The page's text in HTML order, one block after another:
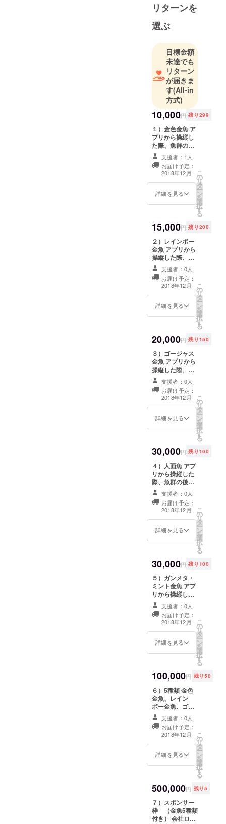
代の第四次
産業革命に
なる過程の
中で
人々のライ
フスタイル
は進化して
います。
あらゆる情
報がイン
ターネット
で身近なも
のになりあ
らゆる物が
共有される
時代になり
これからは
あらゆるも
のが自動化
適なライフ
スタイルに
なっていき
ます。
しかし、そ
の中で実体
験としての
ワクワクす
ることやド
ことが少な
くなってい
きます。
そこで我々
はアートを
通じて皆様
の目に耳に
心に様々な
感動を提供
思っていま
す。
当たり前に
ある日常と
常識を
Redefi(リデ
フィ、再定
義)します。
リターンを
選ぶ
目標金額
未達でも
リターン
が届きま
す(All-in
方式)
10,000円 残り299
１）金色金魚 ア
プリから操縦し
た際、魚群の後
ろからついてき
ます。 アプリ内
でリターン請求
いただくと、get
格納庫で泳ぎま
す。 （※リター
プリ登録時の
メールアドレス
を一致させてい
ただく必要があ
ります。）
支援者：1人
お届け予定：
2018年12月
詳細を見る
こ
の
リ
タ
ー
ン
を
選
択
す
る
15,000円 残り200
２）レインボー
金魚 アプリから
操縦した際、魚
群の後ろからつ
いてきます。 ア
プリ内でリター
ン請求いただく
と、get格納庫で
泳ぎます。 （※
と、 アプリ登録
時のメールアド
レスを一致させ
ていただく必要
があります。）
支援者：0人
お届け予定：
2018年12月
詳細を見る
こ
の
リ
タ
ー
ン
を
選
択
す
る
20,000円 残り150
３）ゴージャス
金魚 アプリから
操縦した際、魚
群の後ろからつ
いてきます。 ア
プリ内でリター
ン請求いただく
と、get格納庫で
泳ぎます。 （※
と、 アプリ登録
時のメールアド
レスを一致させ
ていただく必要
があります。）
支援者：0人
お届け予定：
2018年12月
詳細を見る
こ
の
リ
タ
ー
ン
を
選
択
す
る
30,000円 残り100
４）人面魚 アプ
リから操縦した
際、魚群の後ろ
からついてきま
す。 アプリ内で
リターン請求い
ただくと、get格
納庫で泳ぎま
す。 （※リター
プリ登録時の
メールアドレス
を一致させてい
ただく必要があ
ります。）
支援者：0人
お届け予定：
2018年12月
詳細を見る
こ
の
リ
タ
ー
ン
を
選
択
す
る
30,000円 残り100
５）ガンメタ・
ミント金魚 アプ
リから操縦した
際、魚群の後ろ
からついてきま
す。 アプリ内で
リターン請求い
ただくと、get格
納庫で泳ぎま
アドレスと、 ア
プリ登録時の
メールアドレス
を一致させてい
ただく必要があ
ります。）
支援者：0人
お届け予定：
2018年12月
詳細を見る
こ
の
リ
タ
ー
ン
を
選
択
す
る
100,000円 残り50
６）5種類 金色
金魚、レイン
ボー金魚、ゴー
ジャス金魚、人
面魚、ガンメ
タ・ミント金魚
アプリから操縦
した際、魚群の
後ろからついて
きます。 アプリ
get格納庫で泳ぎ
ます。 （※リ
ターンの発送用
のメールアドレ
スアドレスと、
支援者：0人
お届け予定：
2018年12月
詳細を見る
こ
の
リ
タ
ー
ン
を
選
択
す
る
500,000円 残り5
７）スポンサー
枠 （金魚5種類
付き） 会社ロゴ